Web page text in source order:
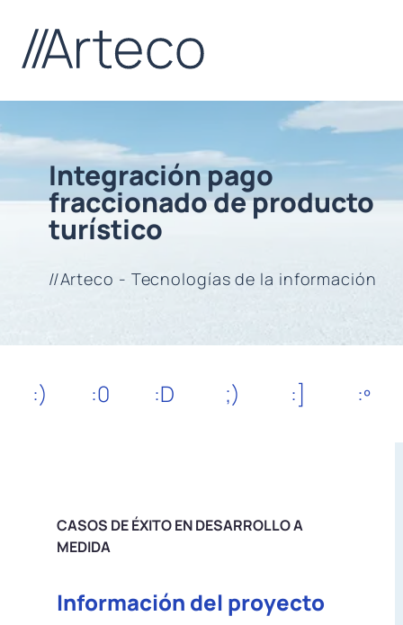
Integración pago
fraccionado de producto
turístico
//Arteco - Tecnologías de la información
:) :0 :D ;) :] :º
CASOS DE ÉXITO EN DESARROLLO A
MEDIDA
Información del proyecto